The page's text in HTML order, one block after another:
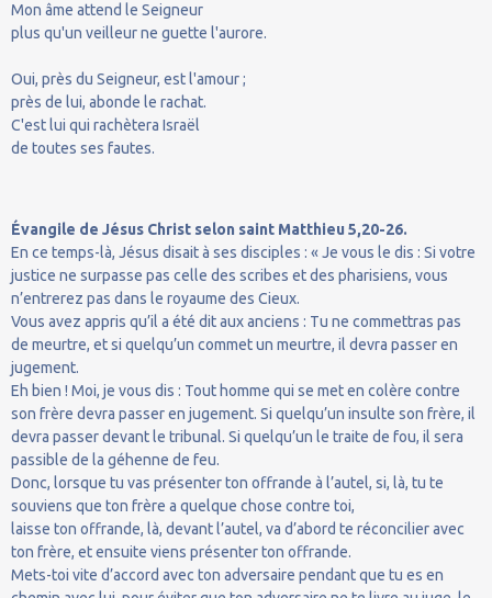
Mon âme attend le Seigneur
plus qu'un veilleur ne guette l'aurore.
Oui, près du Seigneur, est l'amour ;
près de lui, abonde le rachat.
C'est lui qui rachètera Israël
de toutes ses fautes.
Évangile de Jésus Christ selon saint Matthieu 5,20-26.
En ce temps-là, Jésus disait à ses disciples : « Je vous le dis : Si votre
justice ne surpasse pas celle des scribes et des pharisiens, vous
n’entrerez pas dans le royaume des Cieux.
Vous avez appris qu’il a été dit aux anciens : Tu ne commettras pas
de meurtre, et si quelqu’un commet un meurtre, il devra passer en
jugement.
Eh bien ! Moi, je vous dis : Tout homme qui se met en colère contre
son frère devra passer en jugement. Si quelqu’un insulte son frère, il
devra passer devant le tribunal. Si quelqu’un le traite de fou, il sera
passible de la géhenne de feu.
Donc, lorsque tu vas présenter ton offrande à l’autel, si, là, tu te
souviens que ton frère a quelque chose contre toi,
laisse ton offrande, là, devant l’autel, va d’abord te réconcilier avec
ton frère, et ensuite viens présenter ton offrande.
Mets-toi vite d’accord avec ton adversaire pendant que tu es en